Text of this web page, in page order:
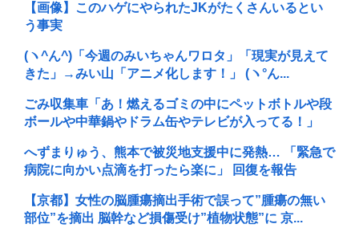
【画像】このハゲにやられたJKがたくさんいるとい
う事実
(ヽ^ん^)「今週のみいちゃんワロタ」「現実が見えて
きた」→みい山「アニメ化します！」 (ヽ°ん...
ごみ収集車「あ！燃えるゴミの中にペットボトルや段
ボールや中華鍋やドラム缶やテレビが入ってる！」
へずまりゅう、熊本で被災地支援中に発熱… 「緊急で
病院に向かい点滴を打ったら楽に」 回復を報告
【京都】女性の脳腫瘍摘出手術で誤って”腫瘍の無い
部位”を摘出 脳幹など損傷受け”植物状態”に 京...